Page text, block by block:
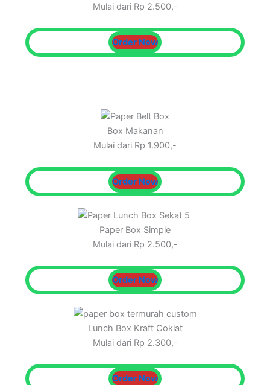
Mulai dari Rp 2.500,-
Order Now
Box Makanan
Mulai dari Rp 1.900,-
Order Now
Paper Box Simple
Mulai dari Rp 2.500,-
Order Now
Lunch Box Kraft Coklat
Mulai dari Rp 2.300,-
Order Now